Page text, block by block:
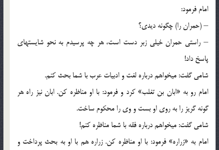
امام فرمود:
– (حمران را) چگونه دیدی؟
– راستی حمران خیلی زبر دست است، هر چه پرسیدم به نحو شایسته‏ای
پاسخ داد!
شامی گفت: می‏خواهم درباره لغت و ادبیات عرب با شما بحث كنم.
امام رو به «ابان بن تغلب» كرد و فرمود: با او مناظره كن. ابان نیز راه هر
گونه گریز را به روی او بست و وی را محكوم ساخت.
شامی گفت: می‏خواهم درباره فقه با شما مناظره كنم!
امام به «زراره» فرمود: با او مناظره كن. زراره هم با او به بحث پرداخت و